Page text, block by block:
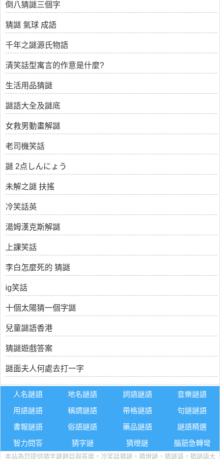
倒八猜謎三個字
猜謎 氣球 成語
千年之謎源氏物語
清笑話型寓言的作意是什麼?
生活用品猜謎
謎語大全及謎底
女救男動畫解謎
老司機笑話
謎 2点しんにょう
未解之謎 扶搖
冷笑話英
湯姆漢克斯解謎
上課笑話
李白怎麼死的 猜謎
ig笑話
十個太陽猜一個字謎
兒童謎語香港
猜謎遊戲答案
謎面夫人何處去打一字
人名謎語 地名謎語 詞語謎語
音樂謎語
用語謎語
稱謂謎語 帶格謎語
句謎謎語
書報謎語
俗語謎語 藥品謎語
謎語精選
智力問答
猜字謎 猜燈謎 腦筋急轉彎
本站為您提供猜字謎題目與答案，冷笑話猜謎，猜燈謎，猜謎語，猜謎語大